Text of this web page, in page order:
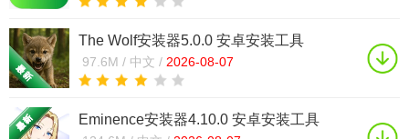
The Wolf安装器5.0.0 安卓安装工具
97.6M / 中文 / 2026-08-07
Eminence安装器4.10.0 安卓安装工具